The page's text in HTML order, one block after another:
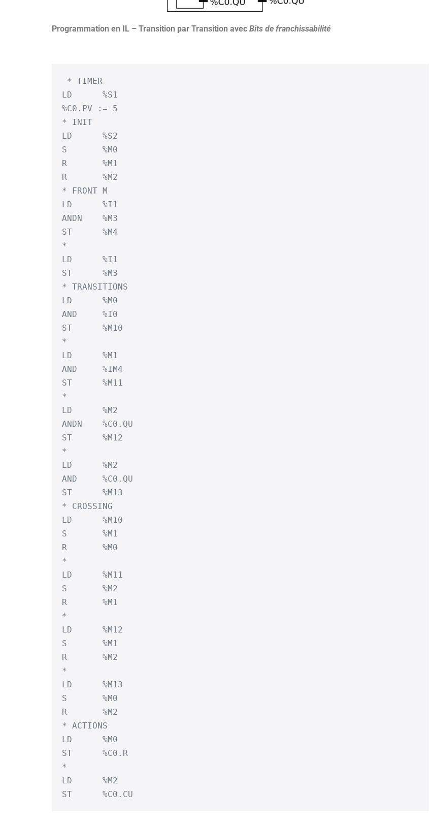
Programmation en IL – Transition par Transition avec Bits de franchissabilité
* TIMER
LD	%S1
%C0.PV := 5
* INIT
LD	%S2
S	%M0
R	%M1
R	%M2
* FRONT M
LD	%I1
ANDN	%M3
ST	%M4
*
LD	%I1
ST	%M3
* TRANSITIONS
LD	%M0
AND	%I0
ST	%M10
*
LD	%M1
AND	%IM4
ST	%M11
*
LD	%M2
ANDN	%C0.QU
ST	%M12
*
LD	%M2
AND	%C0.QU
ST	%M13
* CROSSING
LD	%M10
S	%M1
R	%M0
*
LD	%M11
S	%M2
R	%M1
*
LD	%M12
S	%M1
R	%M2
*
LD	%M13
S	%M0
R	%M2
* ACTIONS
LD	%M0
ST	%C0.R
*
LD	%M2